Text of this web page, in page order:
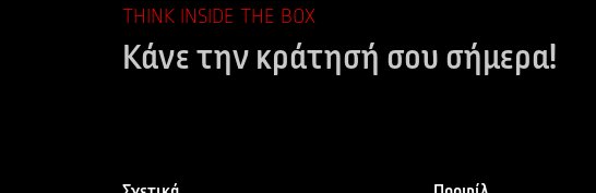
THINK INSIDE THE BOX
Κάνε την κράτησή σου σήμερα!